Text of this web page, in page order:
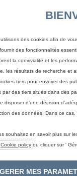
PRO EDITION
de 67 490dt ttc
des cookies afin de
des fonctionnalités
la convivialité et les
les résultats de recherche et
tiers pour envoyer des
par des tiers situés dans des
disposer d'une décision
des données. Dans ce
souhaitez en savoir plus sur
Cookie policy ou cliquer sur '
GERER MES